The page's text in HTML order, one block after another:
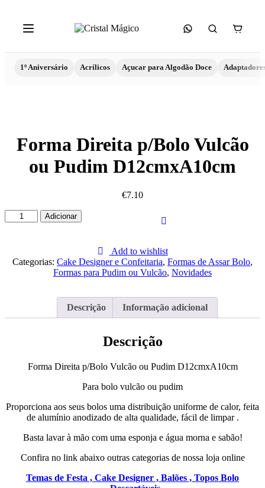
1º Aniversário Acrílicos Açucar para Algodão Doce
Forma Direita p/Bolo Vulcão
ou Pudim D12cmxA10cm
€7.10
Quantidade
de
p/Bolo
Vulcão
D12cmxA10cm
Adicionar
Add to wishlist
Categorias: Cake Designer e Confeitaria, Formas de Assar Bolo,
Formas para Pudim ou Vulcão, Novidades
Descrição Informação adicional
Descrição
Forma Direita p/Bolo Vulcão ou Pudim D12cmxA10cm
Para bolo vulcão ou pudim
Proporciona aos seus bolos uma distribuição uniforme de calor, feita
de alumínio anodizado de alta qualidade, fácil de limpar .
Basta lavar à mão com uma esponja e água morna e sabão!
Confira no link abaixo outras categorias de nossa loja online
Temas de Festa , Cake Designer , Balões , Topos Bolo